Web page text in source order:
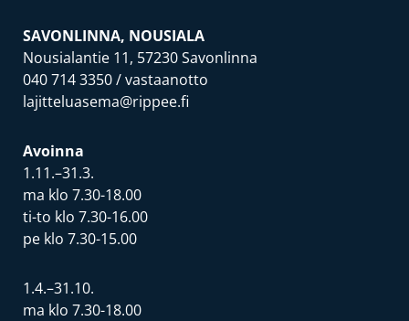
SAVONLINNA, NOUSIALA
Nousialantie 11, 57230 Savonlinna
040 714 3350/ vastaanotto
lajitteluasema@rippee.fi
Avoinna
1.11.–31.3.
ma klo 7.30-18.00
ti-to klo 7.30-16.00
pe klo 7.30-15.00
1.4.–31.10.
ma klo 7.30-18.00